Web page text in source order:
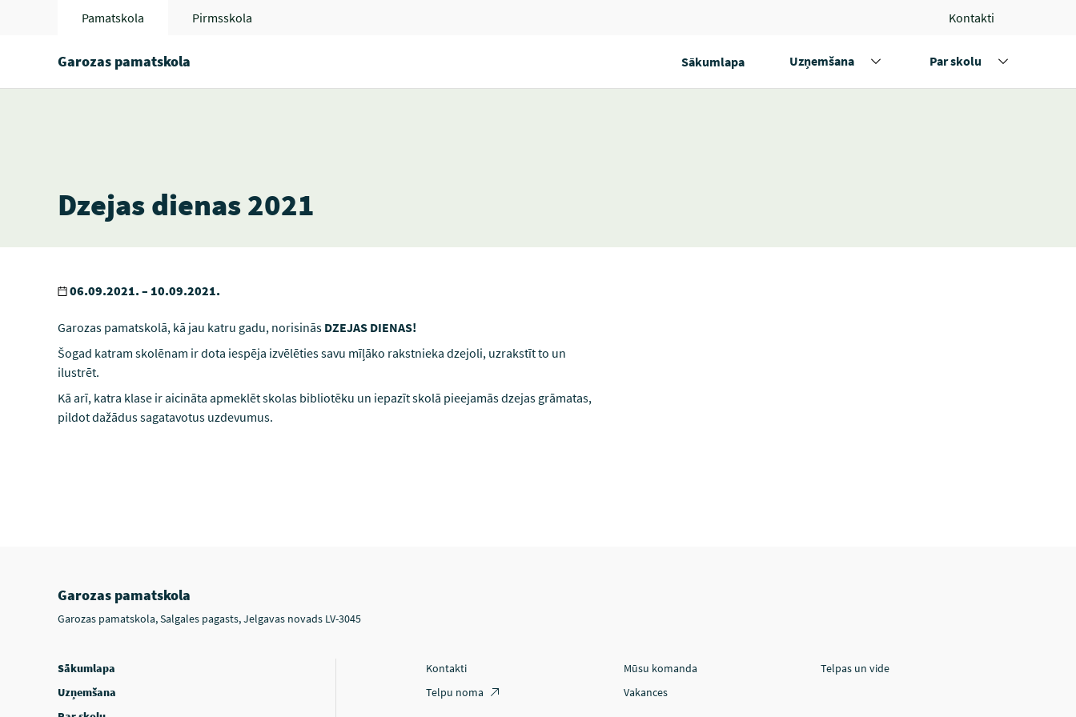
Pamatskola Pirmsskola Kontakti
Garozas pamatskola Sākumlapa Uzņemšana Par skolu
Dzejas dienas 2021
06.09.2021. – 10.09.2021.
Garozas pamatskolā, kā jau katru gadu, norisinās DZEJAS DIENAS!
Šogad katram skolēnam ir dota iespēja izvēlēties savu mīļāko rakstnieka dzejoli, uzrakstīt to un
ilustrēt.
Kā arī, katra klase ir aicināta apmeklēt skolas bibliotēku un iepazīt skolā pieejamās dzejas grāmatas,
pildot dažādus sagatavotus uzdevumus.
Garozas pamatskola
Garozas pamatskola, Salgales pagasts, Jelgavas novads LV-3045
Sākumlapa
Uzņemšana
Kontakti Mūsu komanda
Telpas un vide
Telpu noma
Vakances